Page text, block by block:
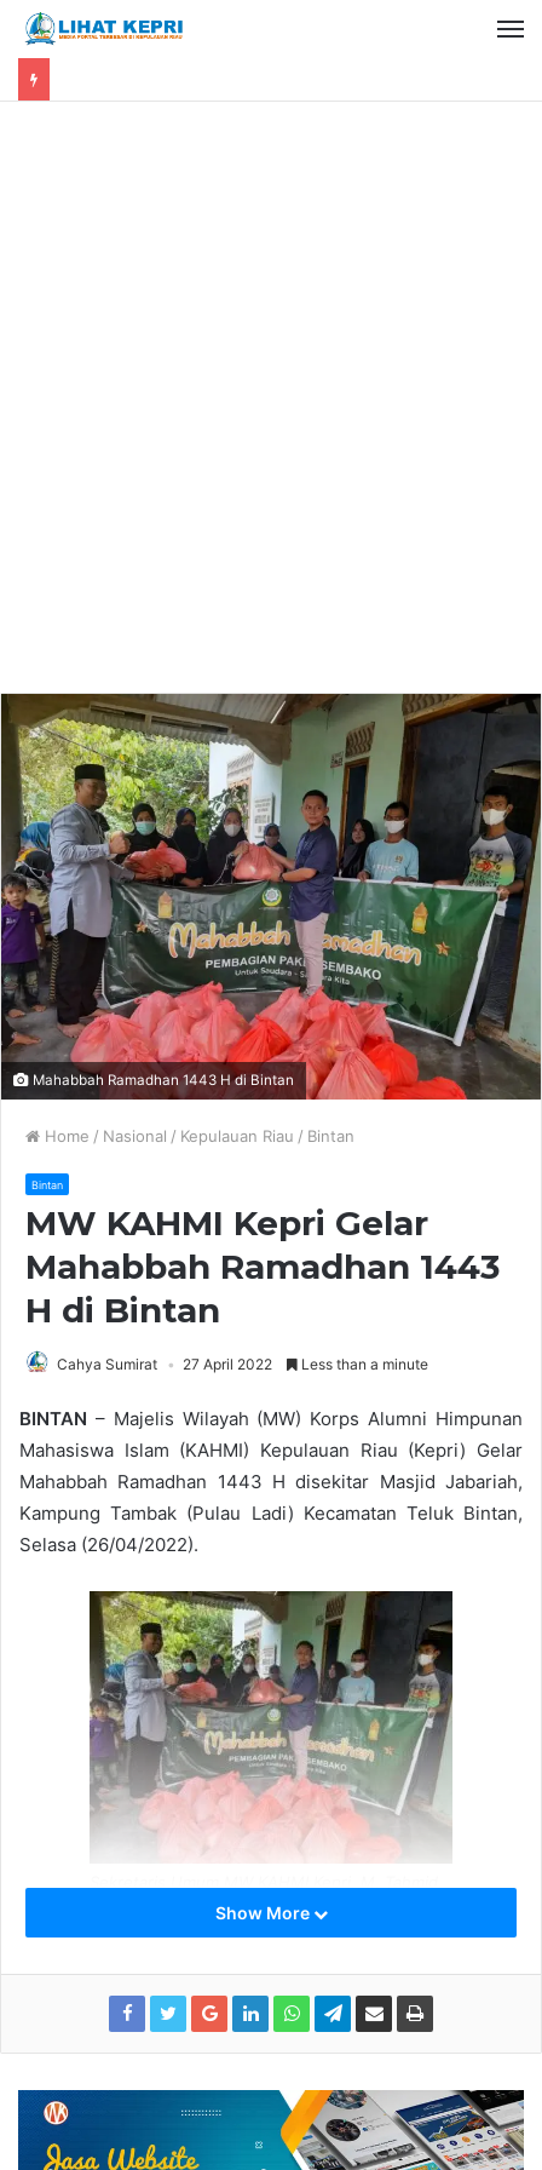
Mahabbah Ramadhan 1443 H di Bintan
Home / Nasional / Kepulauan Riau / Bintan
Bintan
MW KAHMI Kepri Gelar
Mahabbah Ramadhan 1443
H di Bintan
Cahya Sumirat 27 April 2022 Less than a minute
BINTAN – Majelis Wilayah (MW) Korps Alumni Himpunan
Mahasiswa Islam (KAHMI) Kepulauan Riau (Kepri) Gelar
Mahabbah Ramadhan 1443 H disekitar Masjid Jabariah,
Kampung Tambak (Pulau Ladi) Kecamatan Teluk Bintan,
Selasa (26/04/2022).
Hukum FISIP UMRAH dan Dewan Dakwah Kepri ini
dilakukan dibeberapa titik di Tanjungpinang seperti pada
Jum’at (Kampung Jawa), Sabtu (Dompak Seberang), Ahad
(Batu 8 Atas) .
Sekretaris Umum MW KAHMI Kepri, M. Tahmid, S.Pi., M.Si
Show More